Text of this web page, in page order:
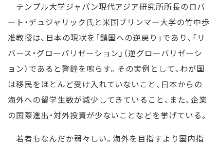
テンプル大学ジャパン現代アジア研究所所長のロバ
ート・デュジャリック氏と米国ブリンマー大学の竹中歩
准教授は、日本の現状を「鎖国への逆戻り」であり、「リ
バース・グローバリゼーション」（逆グローバリゼーシ
ョン）であると警鐘を鳴らす。その実例として、わが国
は移民をほとんど受け入れていないこと、日本からの
海外への留学生数が減少してきていること、また、企業
の国際進出・対外投資が少ないことなどを挙げている。
若者もなんだか弱々しい。海外を目指すより国内指